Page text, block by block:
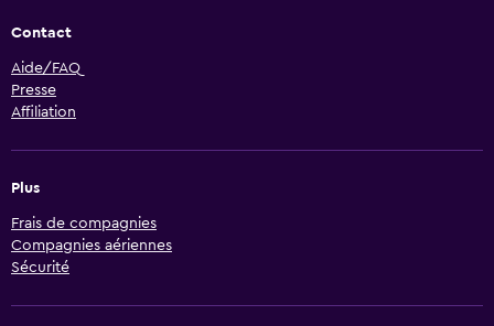
Contact
Aide/FAQ
Presse
Affiliation
Plus
Frais de compagnies
Compagnies aériennes
Sécurité